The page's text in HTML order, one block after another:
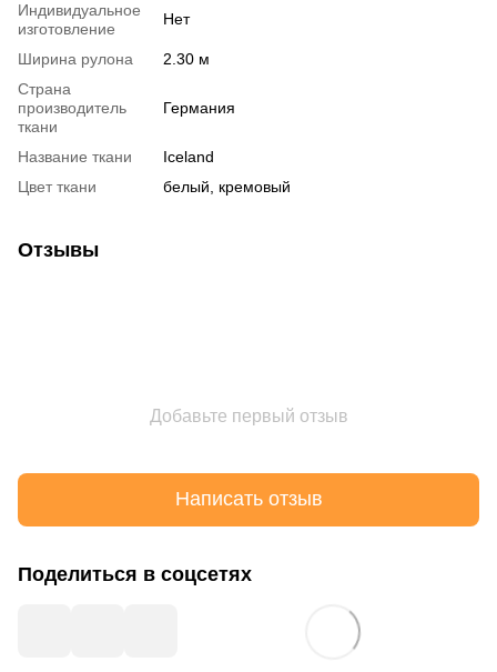
Индивидуальное
изготовление
Нет
Ширина рулона
2.30 м
Страна
производитель
ткани
Германия
Название ткани
Iceland
Цвет ткани
белый, кремовый
Отзывы
Добавьте первый отзыв
Написать отзыв
Поделиться в соцсетях